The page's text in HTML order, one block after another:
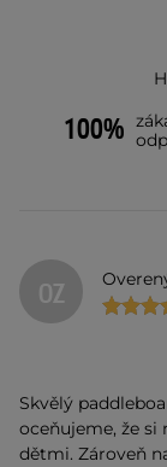
100%
OZ
Skvělý
oceňujeme, že si
dětmi. Zároveň